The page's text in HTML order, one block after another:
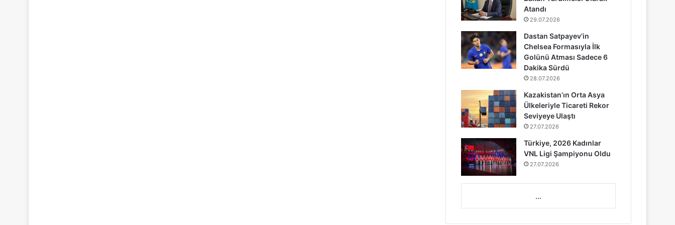
Atandı
29.07.2026
Dastan Satpayev’in
Chelsea Formasıyla İlk
Golünü Atması Sadece 6
Dakika Sürdü
28.07.2026
Kazakistan’ın Orta Asya
Ülkeleriyle Ticareti Rekor
Seviyeye Ulaştı
27.07.2026
Türkiye, 2026 Kadınlar
VNL Ligi Şampiyonu Oldu
27.07.2026
...